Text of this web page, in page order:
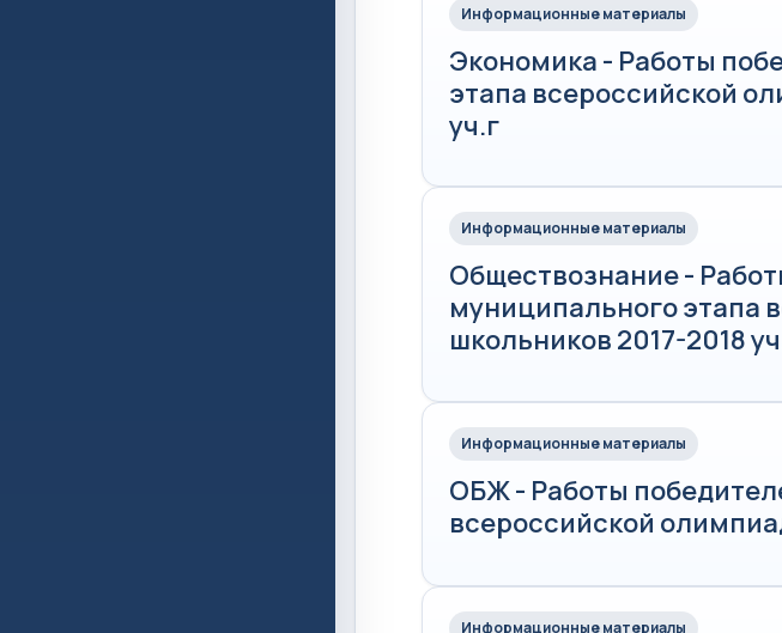
Информационные материалы
Экономика - Работы
этапа всероссийской
уч.г
Информационные материалы
Обществознание -
муниципального этапа
школьников 2017-2018
Информационные материалы
ОБЖ - Работы
всероссийской
Информационные материалы